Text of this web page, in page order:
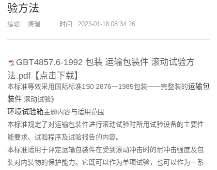
验方法
编辑 : 德瑞 时间: 2023-01-18 08:34:26
GBT4857.6-1992 包装 运输包装件 滚动试验方
法.pdf 【点击下载】
本标准等效采用国际标准1S0 2876一1985包装一一完整装的运输包
装件 滚动试验》
环境试验箱主题内容与适用范围
本标准规定了对运输包装件进行滚动试验时所用试验设备的主要性
能要求、试验程序及试验报告的内容。
本标准适用于评定运输包装件在受到滚动冲击时的耐冲击强度及包
装对内装物的保护能力。它既可以作为单项试验，也可以作为一系